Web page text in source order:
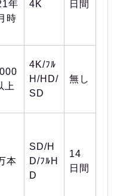
年
時
4K
日間
上
4K/ﾌﾙ
H/HD/
SD
無し
本
SD/H
D/ﾌﾙH
D
14
日間